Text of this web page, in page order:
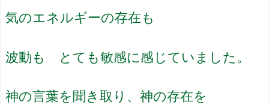
気のエネルギーの存在も
波動も とても敏感に感じていました。
神の言葉を聞き取り、神の存在を